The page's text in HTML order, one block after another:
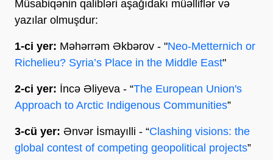
Müsabiqənin qalibləri aşağıdakı müəlliflər və
yazılar olmuşdur:
1-ci yer: Məhərrəm Əkbərov - "Neo-Metternich or
Richelieu? Syria’s Place in the Middle East"
2-ci yer: İncə Əliyeva - “The European Union's
Approach to Arctic Indigenous Communities”
3-cü yer: Ənvər İsmayılli - “Clashing visions: the
global contest of competing geopolitical projects”